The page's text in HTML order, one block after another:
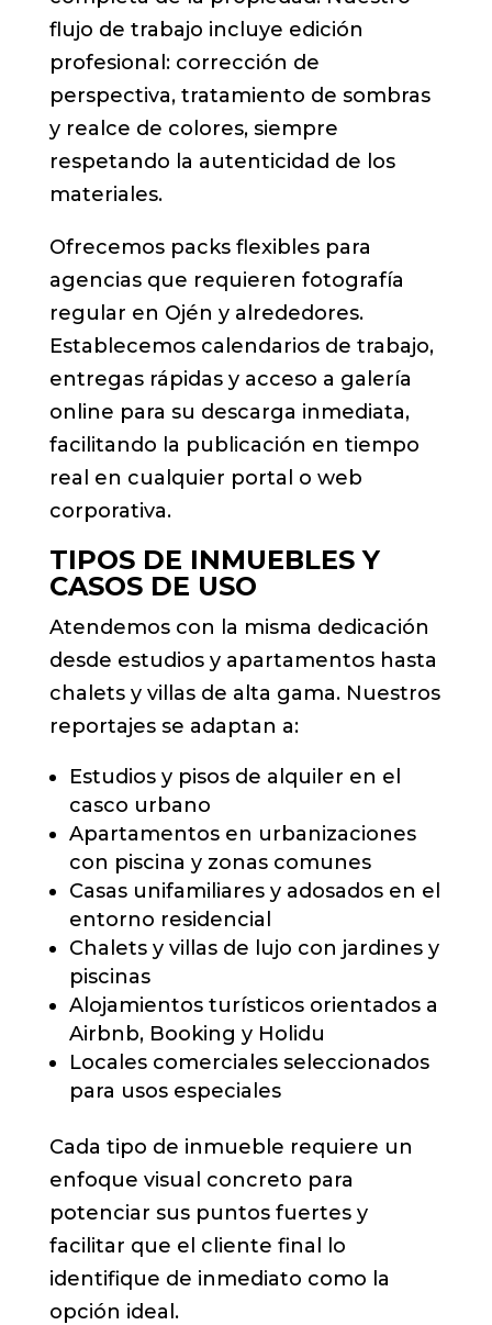
flujo de trabajo incluye edición
profesional: corrección de
perspectiva, tratamiento de sombras
y realce de colores, siempre
respetando la autenticidad de los
materiales.
Ofrecemos packs flexibles para
agencias que requieren fotografía
regular en Ojén y alrededores.
Establecemos calendarios de trabajo,
entregas rápidas y acceso a galería
online para su descarga inmediata,
facilitando la publicación en tiempo
real en cualquier portal o web
corporativa.
TIPOS DE INMUEBLES Y
CASOS DE USO
Atendemos con la misma dedicación
desde estudios y apartamentos hasta
chalets y villas de alta gama. Nuestros
reportajes se adaptan a:
Estudios y pisos de alquiler en el
casco urbano
Apartamentos en urbanizaciones
con piscina y zonas comunes
Casas unifamiliares y adosados en el
entorno residencial
Chalets y villas de lujo con jardines y
piscinas
Alojamientos turísticos orientados a
Airbnb, Booking y Holidu
Locales comerciales seleccionados
para usos especiales
Cada tipo de inmueble requiere un
enfoque visual concreto para
potenciar sus puntos fuertes y
facilitar que el cliente final lo
identifique de inmediato como la
opción ideal.